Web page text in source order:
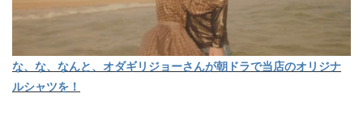
な、な、なんと、オダギリジョーさんが朝ドラで当店のオリジナ
ルシャツを！